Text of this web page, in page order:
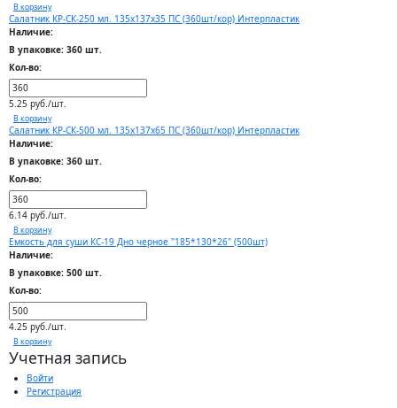
В корзину
Салатник КР-СК-250 мл. 135х137х35 ПС (360шт/кор) Интерпластик
Наличие:
В упаковке: 360 шт.
Кол-во:
5.25 руб./шт.
В корзину
Салатник КР-СК-500 мл. 135х137х65 ПС (360шт/кор) Интерпластик
Наличие:
В упаковке: 360 шт.
Кол-во:
6.14 руб./шт.
В корзину
Емкость для суши КС-19 Дно черное "185*130*26" (500шт)
Наличие:
В упаковке: 500 шт.
Кол-во:
4.25 руб./шт.
В корзину
Учетная запись
Войти
Регистрация